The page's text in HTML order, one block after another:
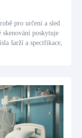
pro určení a sled
skenování poskytuje
šarží a specifikace,